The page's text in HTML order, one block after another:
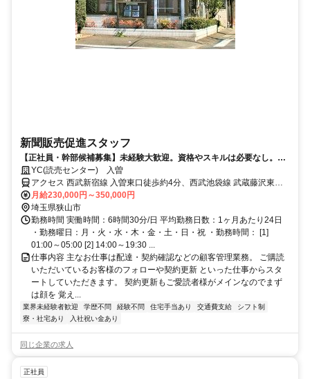
新聞販売促進スタッフ
【正社員・幹部候補募集】未経験大歓迎。資格やスキルは必要なし。
日々の業務で月収UP。
YC(読売センター) 入曽
アクセス 西武新宿線 入曽東口徒歩約4分、西武池袋線 武蔵藤沢東口
徒歩約30分、西武新宿線 狭山市（埼玉県）東口徒歩約36分
月給230,000円～350,000円
埼玉県狭山市
勤務時間 実働時間：6時間30分/日 平均勤務日数：1ヶ月あたり24日
・勤務曜日：月・火・水・木・金・土・日・祝 ・勤務時間： [1]
01:00～05:00 [2] 14:00～19:30 ...
仕事内容 主なお仕事は配達・契約確認などの顧客管理業務。 ご購読
いただいているお客様のフォローや契約更新 といった仕事からスタ
ートしていただきます。 契約更新もご愛読者様がメインなのでまず
は顔を 覚え...
業界未経験者歓迎 学歴不問 経験不問 住宅手当あり 交通費支給
シフト制
寮・社宅あり
入社祝い金あり
同じ企業の求人
正社員